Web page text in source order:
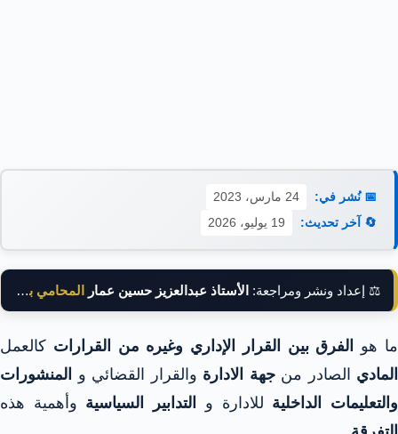
📅 نُشر في:
24 مارس، 2023
🔄 آخر تحديث:
19 يوليو، 2026
⚖️ إعداد ونشر ومراجعة: الأستاذ عبدالعزيز حسين عمار المحامي بالنقض
ما هو الفرق بين القرار الإداري وغيره من القرارات كالعمل
المادي الصادر منجهة الادارة والقرار القضائي و
المنشورات
والتعليمات الداخلية للادارة و التدابير السياسية وأهمية هذه